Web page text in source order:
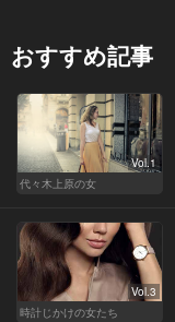
おすすめ記事
Vol.1
代々木上原の女
Vol.3
時計じかけの女たち